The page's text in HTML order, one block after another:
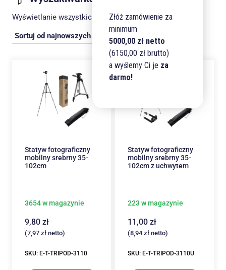
Wyświetlanie wszystkich wyników: 7Posortowane
według
Statyw fotograficzny
mobilny srebrny 35-
102cm
3654 w magazynie
9,80 zł
(7,97 złnetto)
SKU: E-T-TRIPOD-3110
Statyw fotograficzny
mobilny srebrny 35-
102cm z uchwytem
223 w magazynie
11,00 zł
(8,94 złnetto)
SKU: E-T-TRIPOD-3110U
Złóż zamówienie za
minimum
5000,00 zł netto
(6150,00 zł brutto)
a wyślemy Ci je za
darmo!